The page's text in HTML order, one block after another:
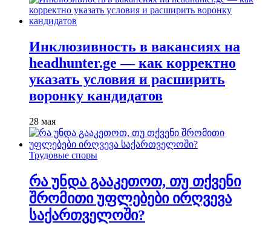
Инклюзивность в вакансиях на
headhunter.ge — как корректно
указать условия и расширить
воронку кандидатов
28 мая
Трудовые споры
რა უნდა გააკეთოთ, თუ თქვენი
შრომითი უფლებები ირღვევა
საქართველოში?